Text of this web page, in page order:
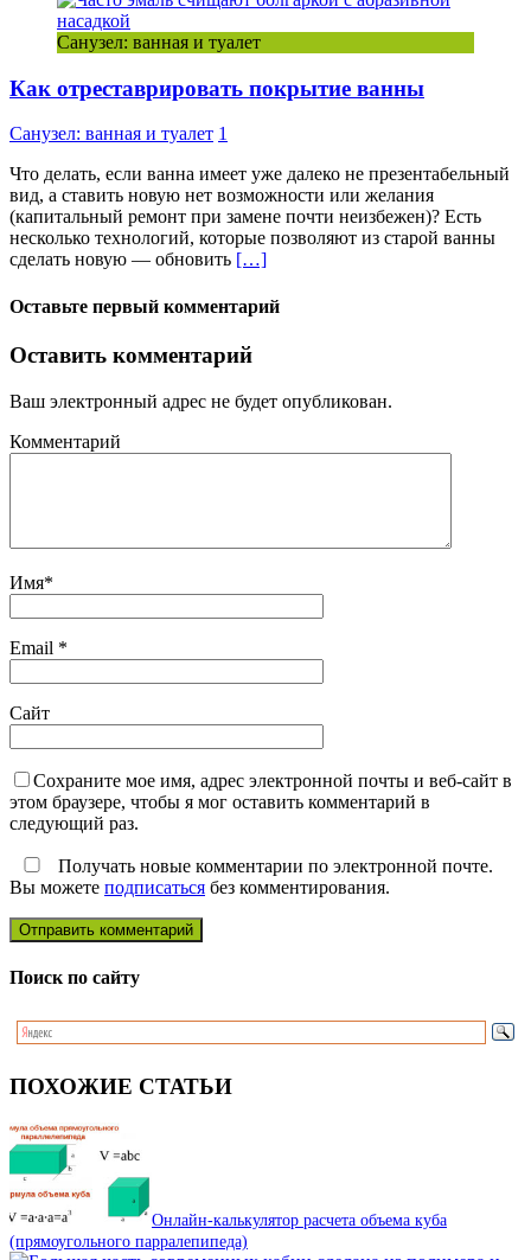
Санузел: ванная и туалет
Как отреставрировать покрытие ванны
Санузел: ванная и туалет 1
Что делать, если ванна имеет уже далеко не презентабельный
вид, а ставить новую нет возможности или желания
(капитальный ремонт при замене почти неизбежен)? Есть
несколько технологий, которые позволяют из старой ванны
сделать новую — обновить […]
Оставьте первый комментарий
Оставить комментарий
Ваш электронный адрес не будет опубликован.
Комментарий
Имя*
Email *
Сайт
Сохраните мое имя, адрес электронной почты и веб-сайт в
этом браузере, чтобы я мог оставить комментарий в
следующий раз.
Получать новые комментарии по электронной почте.
Вы можете подписаться без комментирования.
Поиск по сайту
ПОХОЖИЕ СТАТЬИ
Онлайн-калькулятор расчета объема куба
(прямоугольного парралепипеда)